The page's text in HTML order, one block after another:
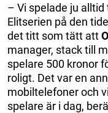
– Vi spelade ju
Elitserien på den
det titt som tätt att
manager, stack till
spelare 500 kronor
roligt. Det var en
mobiltelefoner och
spelare är i dag,